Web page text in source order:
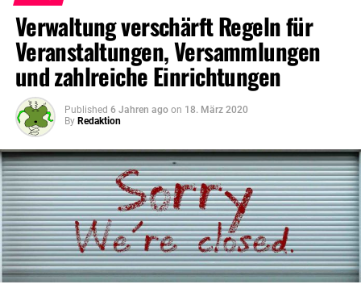
Verwaltung verschärft Regeln für
Veranstaltungen, Versammlungen
und zahlreiche Einrichtungen
Published 6 Jahren ago on 18. März 2020
By Redaktion